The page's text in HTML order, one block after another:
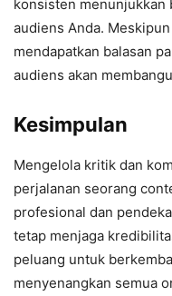
konsisten menunjukkan
audiens Anda.
mendapatkan balasan
audiens akan
Kesimpulan
Mengelola kritik dan
perjalanan seorang
profesional dan
tetap menjaga
peluang untuk
menyenangkan semua